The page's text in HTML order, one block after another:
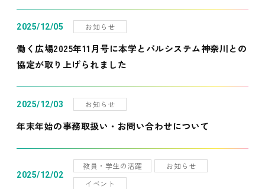
2025/12/05 お知らせ
働く広場2025年11月号に本学とパルシステム神奈川との
協定が取り上げられました
2025/12/03 お知らせ
年末年始の事務取扱い・お問い合わせについて
2025/12/02
教員・学生の活躍
お知らせ
イベント